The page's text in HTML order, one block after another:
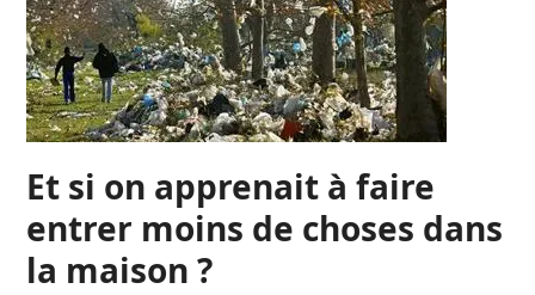
Et si on apprenait à faire
entrer moins de choses dans
la maison ?